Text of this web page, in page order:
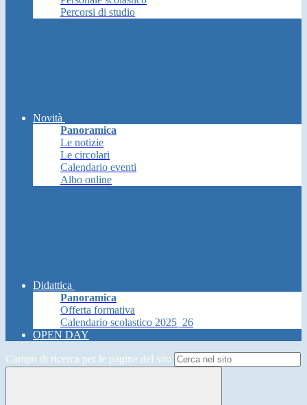
Percorsi di studio
Novità
Panoramica
Le notizie
Le circolari
Calendario eventi
Albo online
Didattica
Panoramica
Offerta formativa
Calendario scolastico 2025_26
OPEN DAY
Campo di ricerca per le pagine del sito